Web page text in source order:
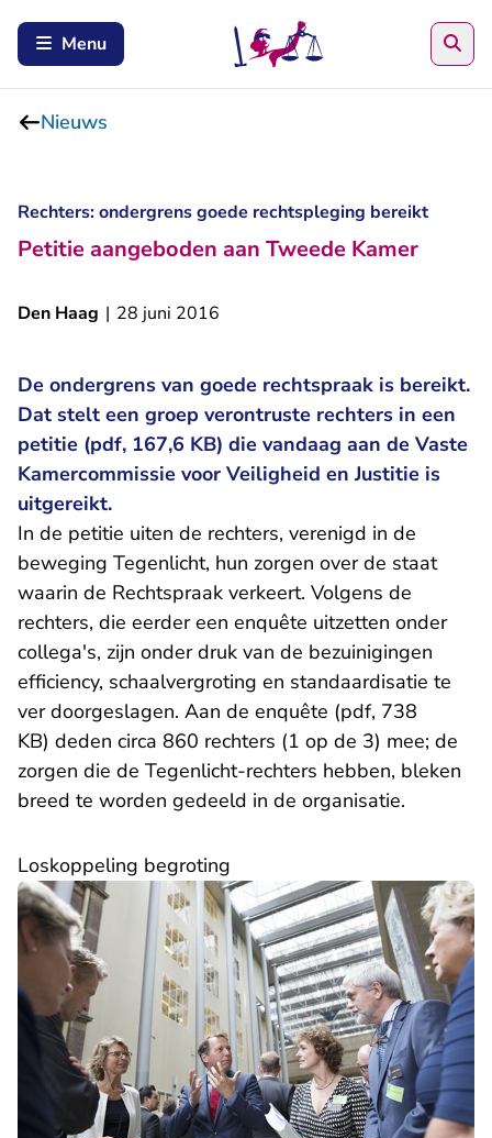
Menu
Nieuws
Rechters: ondergrens goede rechtspleging bereikt
Petitie aangeboden aan Tweede Kamer
Den Haag | 28 juni 2016
De ondergrens van goede rechtspraak is bereikt.
Dat stelt een groep verontruste rechters in een
petitie (pdf, 167,6 KB) die vandaag aan de Vaste
Kamercommissie voor Veiligheid en Justitie is
uitgereikt.
In de petitie uiten de rechters, verenigd in de
beweging Tegenlicht, hun zorgen over de staat
waarin de Rechtspraak verkeert. Volgens de
rechters, die eerder een enquête uitzetten onder
collega's, zijn onder druk van de bezuinigingen
efficiency, schaalvergroting en standaardisatie te
ver doorgeslagen. Aan de enquête (pdf, 738
KB) deden circa 860 rechters (1 op de 3) mee; de
zorgen die de Tegenlicht-rechters hebben, bleken
breed te worden gedeeld in de organisatie.
Loskoppeling begroting